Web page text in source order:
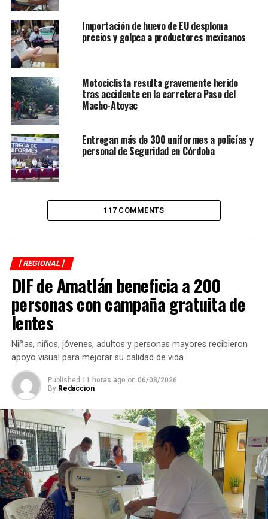
El alcalde electo adelantó que el1 de enero de 2026
tomará posesión del cargo y que su administración
estará marcada por la
el compromiso con la gente
llamó “el mejor gobierno en la historia de Atoyac”.
Mientras tanto, la ciudadanía permanece atenta a la
resolución definitiva de la Sala Regional del TEPJF, con
el reclamo de que los tribunales respeten lo ya
decidido en las urnas y ratificado en Veracruz.
RELATED TOPICS:
Guillermina Méndez entrega Plan Hídrico Municipal
Ratifica TEV triunfo de Guillermina Méndez en Amatlán
de los Reyes
Importación de huevo de EU desploma
precios y golpea a productores mexicanos
Motociclista resulta gravemente herido
tras accidente en la carretera Paso del
Macho-Atoyac
Entregan más de 300 uniformes a policías y
personal de Seguridad en Córdoba
117 COMMENTS
[ REGIONAL ]
DIF de Amatlán beneficia a 200
personas con campaña gratuita de
lentes
Niñas, niños, jóvenes, adultos y personas mayores recibieron
apoyo visual para mejorar su calidad de vida.
Published 11 horas ago on 06/08/2026
By Redaccion